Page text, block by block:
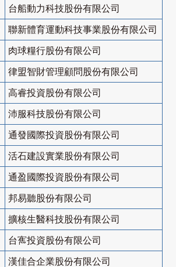
台船動力科技股份有限公司
聯新體育運動科技事業股份有限公司
肉球糧行股份有限公司
律盟智財管理顧問股份有限公司
高睿投資股份有限公司
沛服科技股份有限公司
通發國際投資股份有限公司
活石建設實業股份有限公司
通盈國際投資股份有限公司
邦易聽股份有限公司
擴核生醫科技股份有限公司
台寯投資股份有限公司
漢佳合企業股份有限公司